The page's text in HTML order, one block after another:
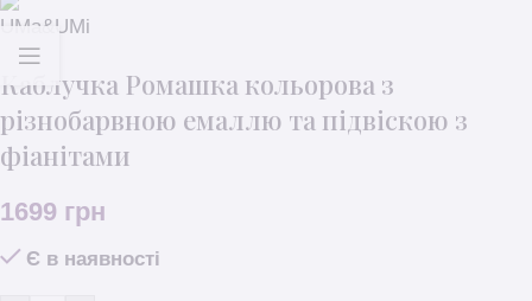
Каблучка Ромашка кольорова з
різнобарвною емаллю та підвіскою з
фіанітами
1699 грн
Є в наявності